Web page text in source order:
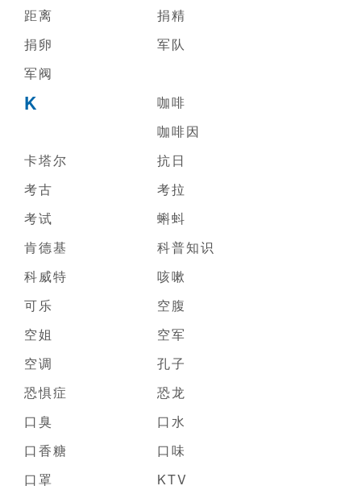
距离
捐精
捐卵
军队
军阀
K
咖啡
咖啡因
卡塔尔
抗日
考古
考拉
考试
蝌蚪
肯德基
科普知识
科威特
咳嗽
可乐
空腹
空姐
空军
空调
孔子
恐惧症
恐龙
口臭
口水
口香糖
口味
口罩
KTV